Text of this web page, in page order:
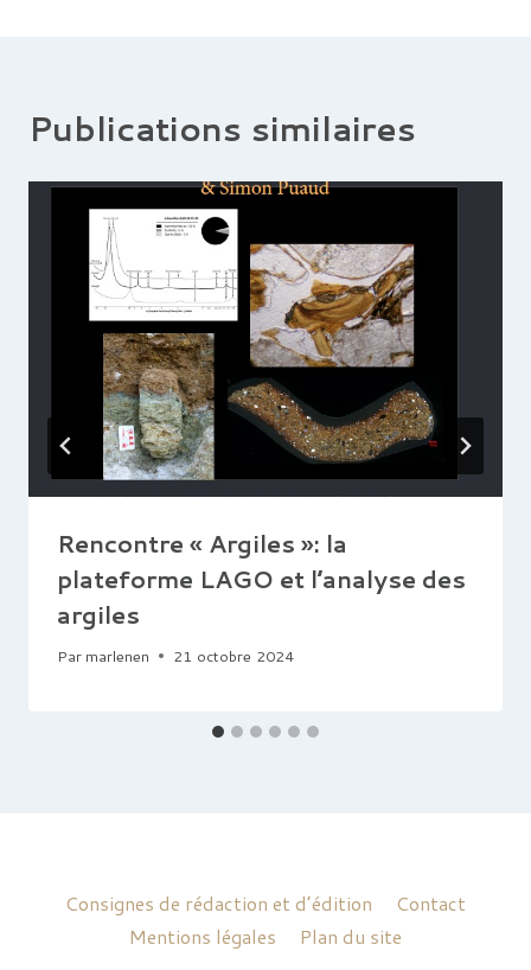
Publications similaires
Rencontre « Argiles »: la
plateforme LAGO et l’analyse des
argiles
Par marlenen 21 octobre 2024
Consignes de rédaction et d’édition
Contact
Mentions légales
Plan du site